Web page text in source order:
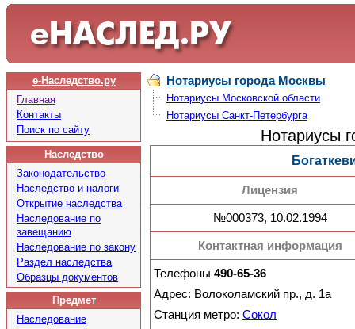
е-Наследство.ру
Главная
Контакты
Поиск по сайту
Наследство
Законодательство
Наследство и налоги
Открытие наследства
Наследование по
завещанию
Наследование по закону
Раздел наследства
Образцы документов
Предмет
Наследование
Нотариусы города Москвы
Нотариусы Московской области
Нотариусы Санкт-Петербурга
Нотариусы
Лицензия
№000373, 10.02.1994
Контактная информация
Телефоны 490-65-36
Адрес: Волоколамский пр., д. 1а
Станция метро: Сокол